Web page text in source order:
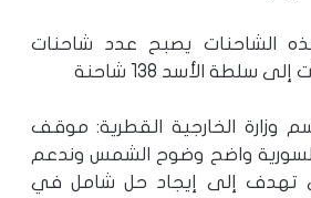
الشاحنات يصبح عدد شاحنات
سلطة الأسد 138 شاحنة
وزارة الخارجية القطرية: موقف
واضح وضوح الشمس وندعم
تهدف إلى إيجاد حل شامل في